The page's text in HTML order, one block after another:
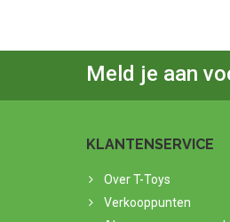
Meld je aan
KLANTENSERVICE
Over T-Toys
Verkooppunten